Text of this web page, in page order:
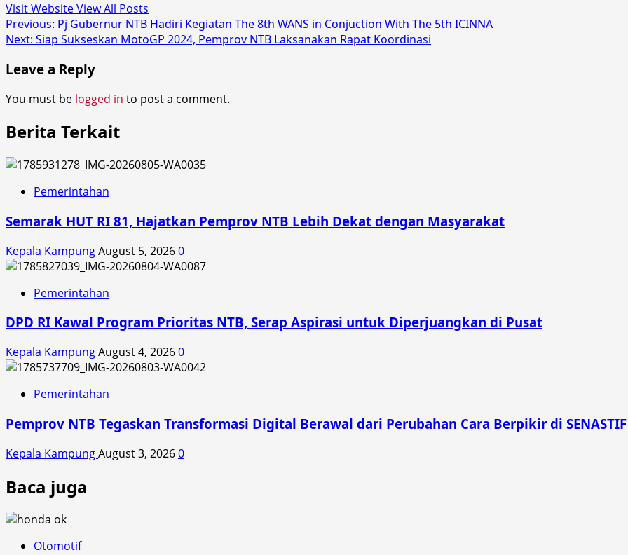
Visit WebsiteView All Posts
Post
navigation
Previous: Pj Gubernur NTB Hadiri Kegiatan The 8th WANS in Conjuction With The 5th ICINNA
Next: Siap Sukseskan MotoGP 2024, Pemprov NTB Laksanakan Rapat Koordinasi
Leave a Reply
You must be logged in to post a comment.
Berita Terkait
Pemerintahan
Semarak HUT RI 81, Hajatkan Pemprov NTB Lebih Dekat dengan Masyarakat
Kepala KampungAugust 5, 20260
Pemerintahan
DPD RI Kawal Program Prioritas NTB, Serap Aspirasi untuk Diperjuangkan di Pusat
Kepala KampungAugust 4, 20260
Pemerintahan
Pemprov NTB Tegaskan Transformasi Digital Berawal dari Perubahan Cara Berpikir di
Kepala KampungAugust 3, 20260
Baca juga
Otomotif